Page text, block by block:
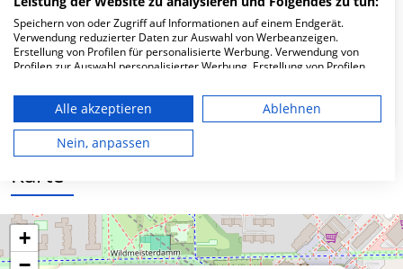
Wie ist die Telefonnummer von MVZ
Karte
+
Speichern von oder Zugriff auf Informationen auf einem Endgerät.
Verwendung reduzierter Daten zur Auswahl von Werbeanzeigen.
Erstellung von Profilen für personalisierte Werbung. Verwendung von
Profilen zur Auswahl personalisierter Werbung. Erstellung von Profilen
personalisierter Inhalte. Messung der Werbeleistung. Messung der
Performance von Inhalten. Analyse von Zielgruppen durch Statistiken
oder Kombinationen von Daten aus verschiedenen Quellen. Entwicklung
und Verbesserung der Angebote. Verwendung reduzierter Daten zur
Auswahl von Inhalten.
die USA gesendet werden.
Website/App.
Partnerliste anzeigen (1 IAB-Anbieter)
Wir nutzen Ihre Daten für folgende Zwecke:
Alle akzeptieren
Ablehnen
Nein, anpassen